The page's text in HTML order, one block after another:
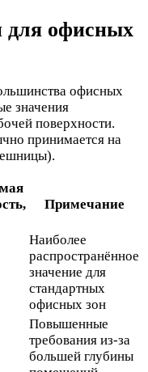
для офисных
офисных
значения
поверхности.
принимается на
Примечание
Наиболее
распространённое
значение для
стандартных
офисных зон
Повышенные
требования из-за
большей глубины